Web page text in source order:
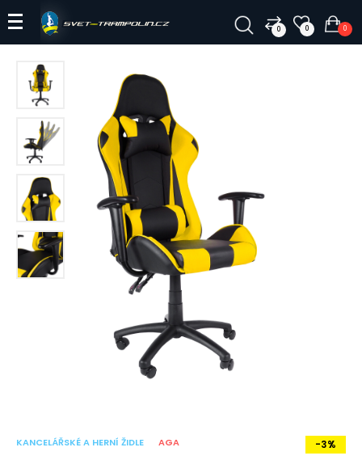
0 0 0
KANCELÁŘSKÉ A HERNÍ ŽIDLE AGA -3%